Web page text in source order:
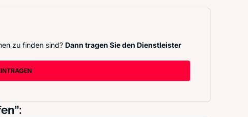
zu finden sind? Dann tragen Sie den Dienstleister